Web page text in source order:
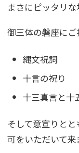
まさにピッタリ
御三体の磐座に
縄文祝詞
十言の祝り
十三真言と十
そして意宣りと
可をいただいて来